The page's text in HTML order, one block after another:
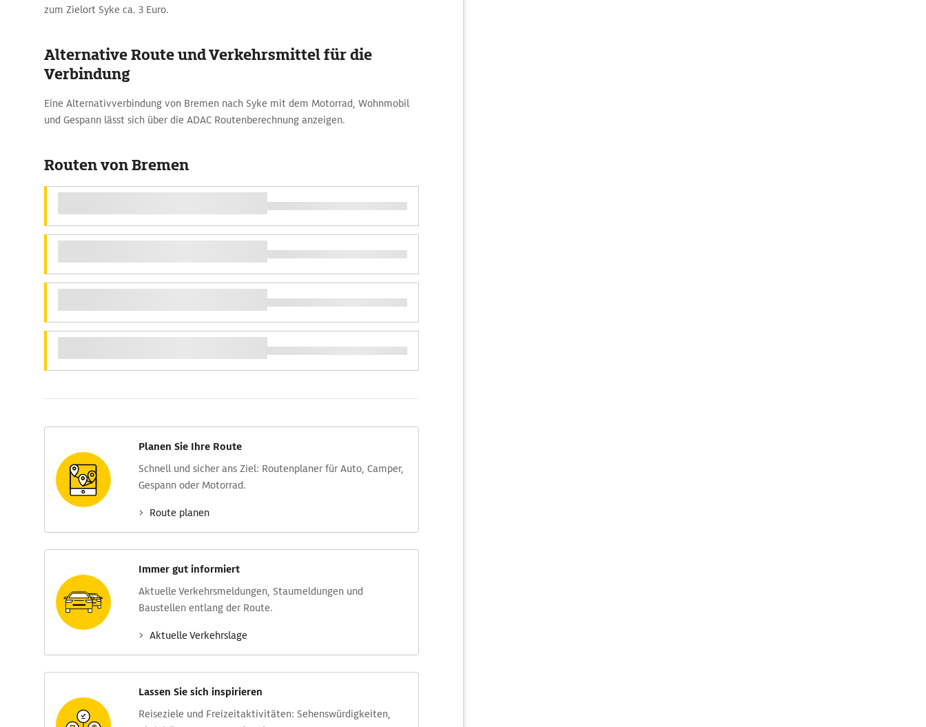
zum Zielort Syke ca. 3 Euro.
Alternative Route und Verkehrsmittel für die
Verbindung
Eine Alternativverbindung von Bremen nach Syke mit dem Motorrad, Wohnmobil
und Gespann lässt sich über die ADAC Routenberechnung anzeigen.
Routen von Bremen
Planen Sie Ihre Route
Schnell und sicher ans Ziel: Routen­planer für Auto, Camper,
Gespann oder Motorrad.
Route planen
Immer gut informiert
Aktuelle Verkehrs­meldungen, Stau­meldungen und
Baustellen entlang der Route.
Aktuelle Verkehrs­lage
Lassen Sie sich inspirieren
Reise­ziele und Freizeit­aktivitäten: Sehens­würdig­keiten,